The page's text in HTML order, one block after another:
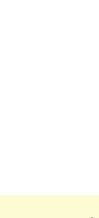
смешные истории, клипы!
шаржи, стихи,